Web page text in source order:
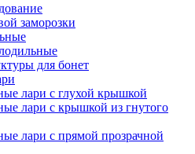
заморозки
для бонет
лари с глухой крышкой
лари с крышкой из гнутого
лари с прямой прозрачной